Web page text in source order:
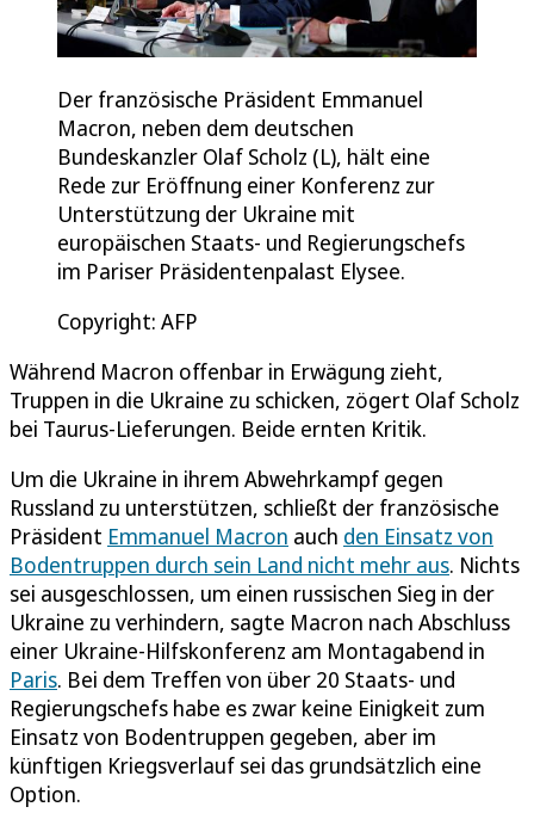
Der französische Präsident Emmanuel
Macron, neben dem deutschen
Bundeskanzler Olaf Scholz (L), hält eine
Rede zur Eröffnung einer Konferenz zur
Unterstützung der Ukraine mit
europäischen Staats- und Regierungschefs
im Pariser Präsidentenpalast Elysee.
Copyright: AFP
Während Macron offenbar in Erwägung zieht,
Truppen in die Ukraine zu schicken, zögert Olaf Scholz
bei Taurus-Lieferungen. Beide ernten Kritik.
Um die Ukraine in ihrem Abwehrkampf gegen
Russland zu unterstützen, schließt der französische
Präsident Emmanuel Macron auch den Einsatz von
Bodentruppen durch sein Land nicht mehr aus. Nichts
sei ausgeschlossen, um einen russischen Sieg in der
Ukraine zu verhindern, sagte Macron nach Abschluss
einer Ukraine-Hilfskonferenz am Montagabend in
Paris. Bei dem Treffen von über 20 Staats- und
Regierungschefs habe es zwar keine Einigkeit zum
Einsatz von Bodentruppen gegeben, aber im
künftigen Kriegsverlauf sei das grundsätzlich eine
Option.